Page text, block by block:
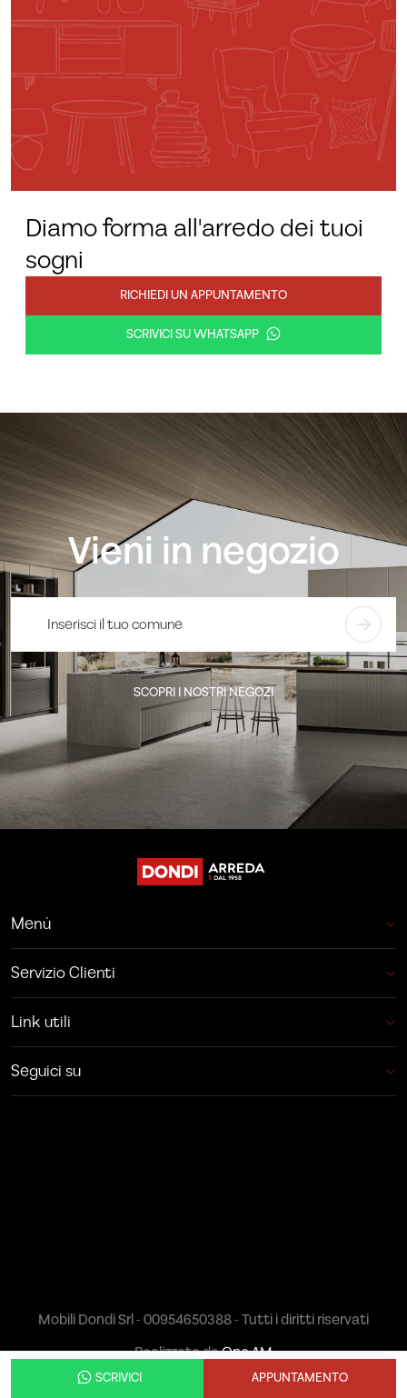
Diamo forma all'arredo dei tuoi
sogni
RICHIEDI UN APPUNTAMENTO
SCRIVICI SU WHATSAPP
Vieni in negozio
SCOPRI I NOSTRI NEGOZI
SCRIVICI APPUNTAMENTO
Menù
Servizio Clienti
Link utili
Seguici su
Mobili Dondi Srl - 00954650388 - Tutti i diritti riservati
Realizzato daOne AM